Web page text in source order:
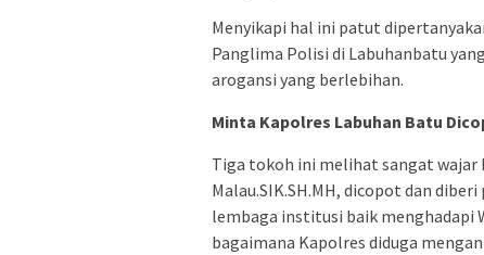
Menyikapi hal ini patut
Panglima Polisi di Labuhanbatu
arogansi yang berlebihan.
Minta Kapolres Labuhan Batu
Tiga tokoh ini melihat sangat wajar
Malau.SIK.SH.MH, dicopot dan
lembaga institusi baik menghadapi
bagaimana Kapolres diduga